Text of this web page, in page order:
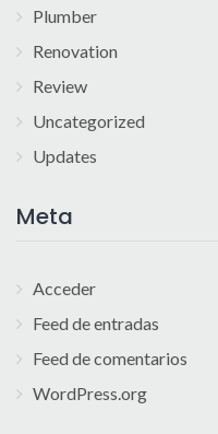
Plumber
Renovation
Review
Uncategorized
Updates
Meta
Acceder
Feed de entradas
Feed de comentarios
WordPress.org